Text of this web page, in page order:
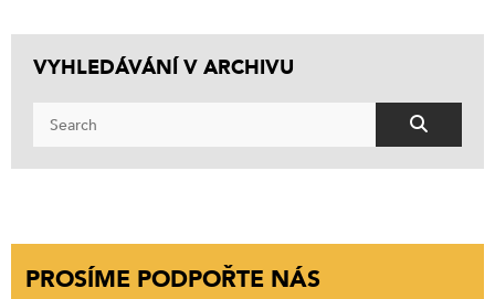
VYHLEDÁVÁNÍ V ARCHIVU
PROSÍME PODPOŘTE NÁS